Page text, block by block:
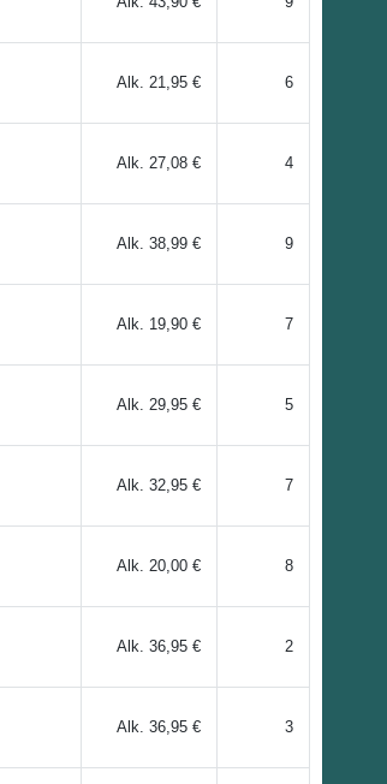
Alk. 21,95 € 6
Alk. 27,08 € 4
Alk. 38,99 € 9
Alk. 19,90 € 7
Alk. 29,95 € 5
Alk. 32,95 € 7
Alk. 20,00 € 8
Alk. 36,95 € 2
Alk. 36,95 € 3